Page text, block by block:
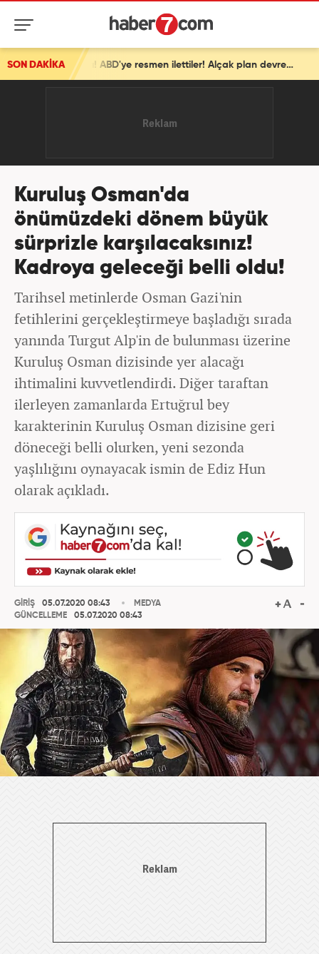
SON DAKİKA İsrail'den ortalığı karıştıracak Gazze kararı! ABD'ye resmen ilettiler! Alçak plan devrede
Kuruluş Osman'da
önümüzdeki dönem büyük
sürprizle karşılacaksınız!
Kadroya geleceği belli oldu!
Tarihsel metinlerde Osman Gazi'nin
fetihlerini gerçekleştirmeye başladığı sırada
yanında Turgut Alp'in de bulunması üzerine
Kuruluş Osman dizisinde yer alacağı
ihtimalini kuvvetlendirdi. Diğer taraftan
ilerleyen zamanlarda Ertuğrul bey
karakterinin Kuruluş Osman dizisine geri
döneceği belli olurken, yeni sezonda
yaşlılığını oynayacak ismin de Ediz Hun
olarak açıkladı.
GİRİŞ
05.07.2020 08:43
GÜNCELLEME
05.07.2020 08:43
MEDYA